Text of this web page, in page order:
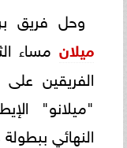
وحل فريق
ميلان مساء
الفريقين
"ميلانو"
النهائي